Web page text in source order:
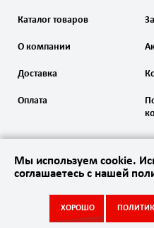
Каталог товаров
О компании
Доставка
Оплата
2020 Автоматика ворот. Все права
создан в студииEmpire Web
Мы используем cookie.
соглашаетесь с нашей
ХОРОШО